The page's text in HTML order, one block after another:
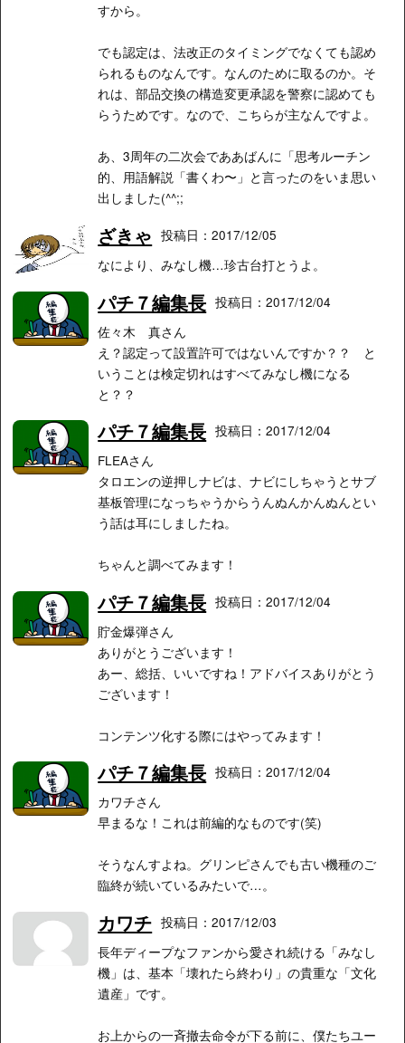
すから。
でも認定は、法改正のタイミングでなくても認め
られるものなんです。なんのために取るのか。そ
れは、部品交換の構造変更承認を警察に認めても
らうためです。なので、こちらが主なんですよ。
あ、3周年の二次会でああばんに「思考ルーチン
的、用語解説「書くわ〜」と言ったのをいま思い
出しました(^^;;
ざきゃ 投稿日：2017/12/05
なにより、みなし機…珍古台打とうよ。
パチ７編集長 投稿日：2017/12/04
佐々木 真さん
え？認定って設置許可ではないんですか？？ と
いうことは検定切れはすべてみなし機になる
と？？
パチ７編集長 投稿日：2017/12/04
FLEAさん
タロエンの逆押しナビは、ナビにしちゃうとサブ
基板管理になっちゃうからうんぬんかんぬんとい
う話は耳にしましたね。
ちゃんと調べてみます！
パチ７編集長 投稿日：2017/12/04
貯金爆弾さん
ありがとうございます！
あー、総括、いいですね！アドバイスありがとう
ございます！
コンテンツ化する際にはやってみます！
パチ７編集長 投稿日：2017/12/04
カワチさん
早まるな！これは前編的なものです(笑)
そうなんすよね。グリンピさんでも古い機種のご
臨終が続いているみたいで…。
カワチ 投稿日：2017/12/03
長年ディープなファンから愛され続ける「みなし
機」は、基本「壊れたら終わり」の貴重な「文化
遺産」です。
お上からの一斉撤去命令が下る前に、僕たちユー